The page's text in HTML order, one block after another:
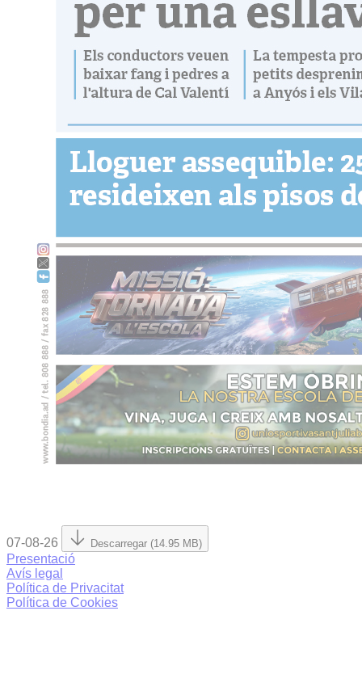
07-08-26 Descarregar (14.95 MB)
Presentació
Avís legal
Política de Privacitat
Política de Cookies